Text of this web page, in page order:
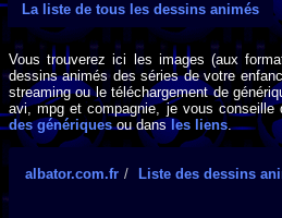
La liste de tous les dessins animés
Vous trouverez ici les images (aux
dessins animés des séries de votre
streaming ou le téléchargement de
avi, mpg et compagnie, je vous conseille
des génériquesou dans les liens.
albator.com.fr Liste des dessins